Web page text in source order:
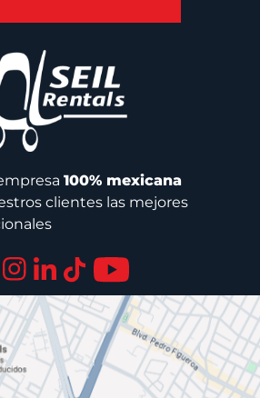
100% mexicana
clientes las mejores